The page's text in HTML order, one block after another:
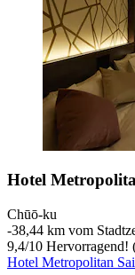
Hotel
Chūō-ku
‐38,44 km vom
9,4/10 Hervorragend!
Hotel Metropolitan